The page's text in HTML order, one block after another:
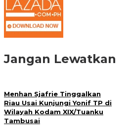
Jangan Lewatkan
Menhan Sjafrie Tinggalkan
Riau Usai Kunjungi Yonif TP di
Wilayah Kodam XIX/Tuanku
Tambusai